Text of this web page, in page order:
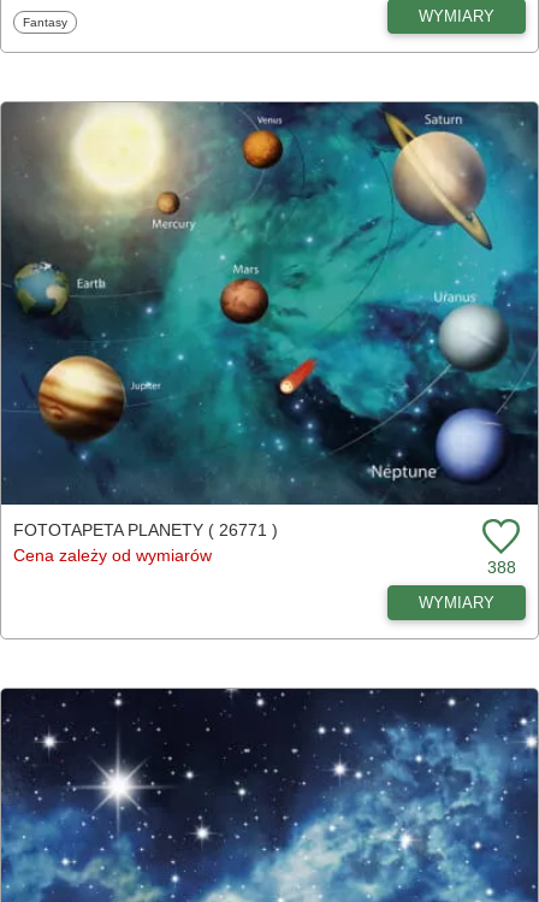
Fototapety
Fantasy WYMIARY
FOTOTAPETA PLANETY ( 26771 )
Cena zależy od wymiarów
388
WYMIARY